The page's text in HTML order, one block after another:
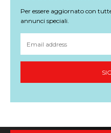
Per essere aggiornato con
annunci speciali.